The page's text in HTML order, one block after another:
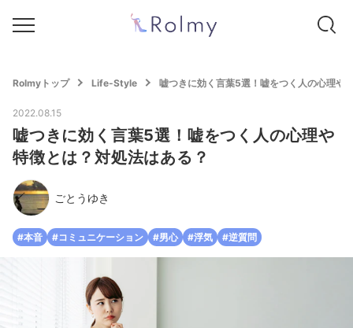
Rolmyトップ Life-Style 嘘つきに効く言葉5選！嘘をつく人の心理や
2022.08.15
嘘つきに効く言葉5選！嘘をつく人の心理や
特徴とは？対処法はある？
ごとうゆき
#本音 #コミュニケーション #男心 #浮気 #逆質問